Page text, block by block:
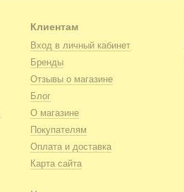
Клиентам
Вход в личный кабинет
Бренды
Отзывы о магазине
Блог
О магазине
Покупателям
Оплата и доставка
Карта сайта